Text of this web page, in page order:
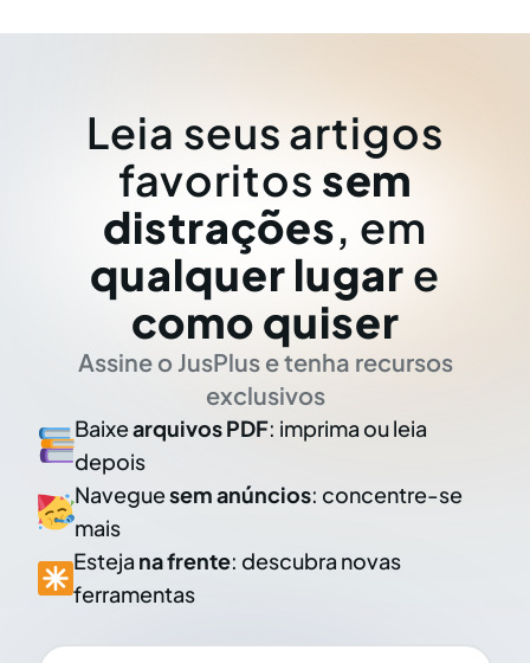
Leia seus artigos
favoritos sem
distrações, em
qualquer lugar e
como quiser
Assine o JusPlus e tenha recursos
exclusivos
Baixearquivos PDF: imprima ou leia
depois
Naveguesem anúncios: concentre-se
mais
Esteja na frente: descubra novas
ferramentas